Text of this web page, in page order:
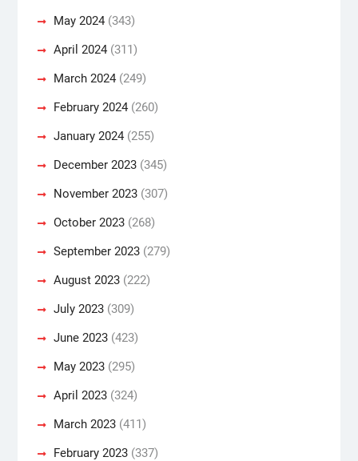
May 2024(343)
April 2024(311)
March 2024(249)
February 2024(260)
January 2024(255)
December 2023(345)
November 2023(307)
October 2023(268)
September 2023(279)
August 2023(222)
July 2023(309)
June 2023(423)
May 2023(295)
April 2023(324)
March 2023(411)
February 2023(337)